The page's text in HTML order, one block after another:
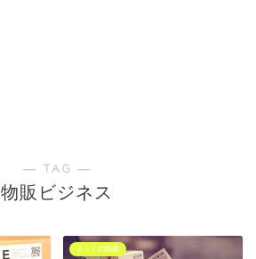
― TAG ―
物販ビジネス
ネットの副業